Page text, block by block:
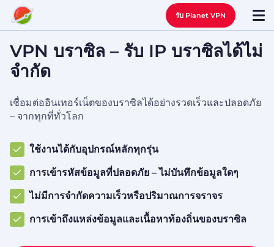
รับ Planet VPN
VPN บราซิล – รับ IP บราซิลได้ไม่
จำกัด
เชื่อมต่ออินเทอร์เน็ตของบราซิลได้อย่างรวดเร็วและปลอดภัย
– จากทุกที่ทั่วโลก
ใช้งานได้กับอุปกรณ์หลักทุกรุ่น
การเข้ารหัสข้อมูลที่ปลอดภัย – ไม่บันทึกข้อมูลใดๆ
ไม่มีการจำกัดความเร็วหรือปริมาณการจราจร
การเข้าถึงแหล่งข้อมูลและเนื้อหาท้องถิ่นของบราซิล